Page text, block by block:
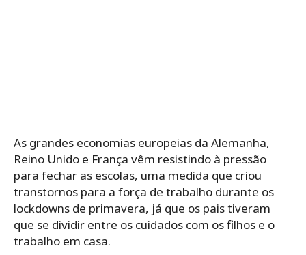
As grandes economias europeias da Alemanha,
Reino Unido e França vêm resistindo à pressão
para fechar as escolas, uma medida que criou
transtornos para a força de trabalho durante os
lockdowns de primavera, já que os pais tiveram
que se dividir entre os cuidados com os filhos e o
trabalho em casa.